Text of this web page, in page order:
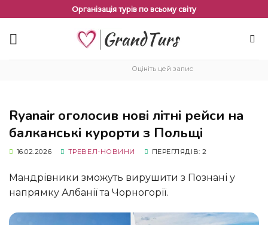
змісту
Організація турів по всьому світу
Оцініть цей запис
Ryanair оголосив нові літні рейси на
балканські курорти з Польщі
16.02.2026 ТРЕВЕЛ-НОВИНИ ПЕРЕГЛЯДІВ: 2
Мандрівники зможуть вирушити з Познані у
напрямку Албанії та Чорногорії.